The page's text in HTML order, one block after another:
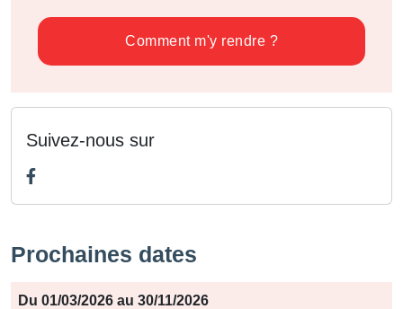
Comment m'y rendre ?
Suivez-nous sur
Prochaines dates
Période
Du 01/03/2026 au 30/11/2026